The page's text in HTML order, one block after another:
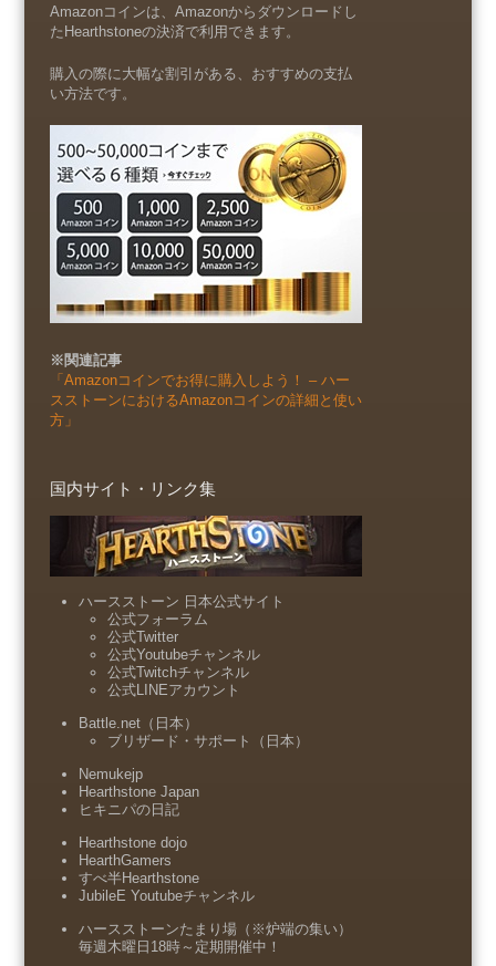
Amazonコインは、Amazonからダウンロードし
たHearthstoneの決済で利用できます。
購入の際に大幅な割引がある、おすすめの支払
い方法です。
※関連記事
「Amazonコインでお得に購入しよう！ – ハー
スストーンにおけるAmazonコインの詳細と使い
方」
国内サイト・リンク集
ハースストーン 日本公式サイト
公式フォーラム
公式Twitter
公式Youtubeチャンネル
公式Twitchチャンネル
公式LINEアカウント
Battle.net（日本）
ブリザード・サポート（日本）
Nemukejp
Hearthstone Japan
ヒキニパの日記
Hearthstone dojo
HearthGamers
すべ半Hearthstone
JubileE Youtubeチャンネル
ハースストーンたまり場（※炉端の集い）
毎週木曜日18時～定期開催中！